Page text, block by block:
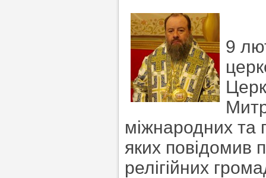
9
міжнародних та
яких повідомив
релігійних